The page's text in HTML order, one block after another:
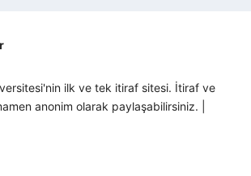
ilk ve tek itiraf sitesi. İtiraf ve
anonim olarak paylaşabilirsiniz. |